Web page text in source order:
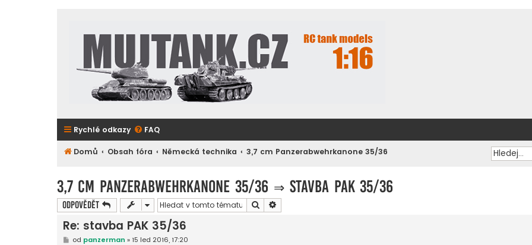
Rychlé odkazy FAQ
Domů Obsah fóra Německá technika 3,7 cm Panzerabwehrkanone 35/36
3,7 cm Panzerabwehrkanone 35/36 ⇒ stavba PAK 35/36
Odpovědět Hledat
Re: stavba PAK 35/36
Pod panzerman » 15 led 2016, 17:20